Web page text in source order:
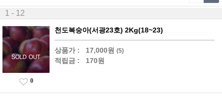
1 - 12
천도복숭아(서광23호) 2Kg(18~23)
상품가 : 17,000원 (5)
적립금 : 170원
0